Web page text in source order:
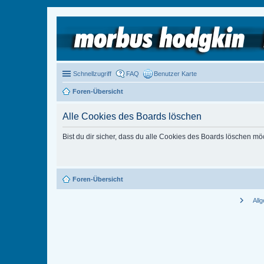
Schnellzugriff FAQ Benutzer Karte
Foren-Übersicht
Alle Cookies des Boards löschen
Bist du dir sicher, dass du alle Cookies des Boards löschen
Foren-Übersicht
chevron_right